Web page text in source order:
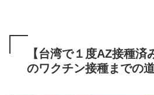
【台湾で１度AZ接種済
のワクチン接種までの